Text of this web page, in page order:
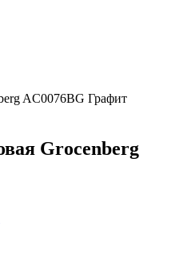
AC0076BG Графит
Grocenberg